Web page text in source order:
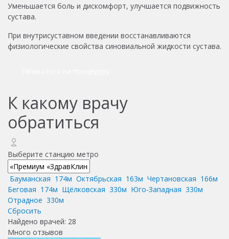
Уменьшается боль и дискомфорт, улучшается подвижность
сустава.
При внутрисуставном введении восстанавливаются
физиологические свойства синовиальной жидкости сустава.
К какому врачу
обратиться
Выберите станцию метро
Бауманская 174м Октябрьская 163м Чертановская 166м
Беговая 174м Щёлковская 330м Юго-Западная 330м
Отрадное 330м
Сбросить
Найдено врачей: 28
Много отзывов